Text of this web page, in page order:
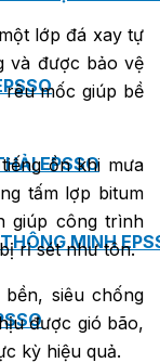
EPSSO
MINH
lớp đá xay tự
và được bảo vệ
mốc giúp bề
ồn khi mưa
tấm lợp bitum
giúp công trình
rỉ sét như tôn.
siêu chống
được gió bão,
kỳ hiệu quả.